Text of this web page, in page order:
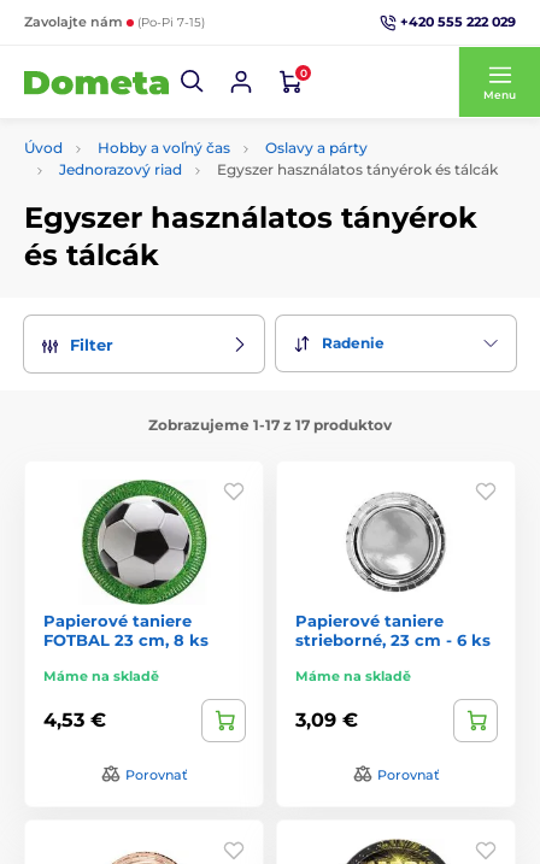
Zavolajte nám (Po-Pi 7-15) +420 555 222 029
0
Menu
Úvod Hobby a voľný čas
Oslavy a párty
Jednorazový riad
Egyszer használatos tányérok és tálcák
Egyszer használatos tányérok
és tálcák
Filter Radenie
Zobrazujeme 1-17 z 17 produktov
Papierové taniere
FOTBAL 23 cm, 8 ks
Máme na skladě
4,53 €
Porovnať
Papierové taniere
strieborné, 23 cm - 6 ks
Máme na skladě
3,09 €
Porovnať